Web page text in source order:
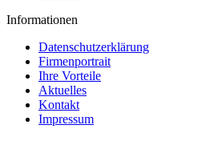
Informationen
Datenschutzerklärung
Firmenportrait
Ihre Vorteile
Aktuelles
Kontakt
Impressum